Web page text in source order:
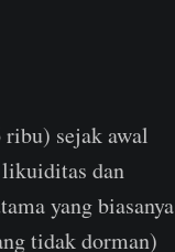
ribu) sejak awal
dan
yang biasanya
tidak dorman)